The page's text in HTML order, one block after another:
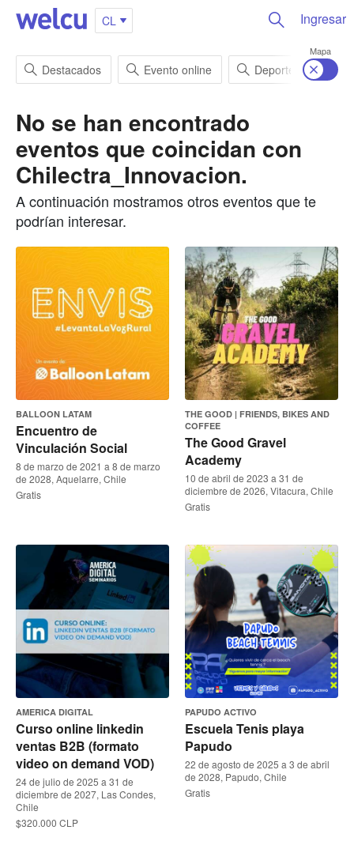
CL Ingresar
Destacados Evento online Deportes
Mapa
No se han encontrado
eventos que coincidan con
Chilectra_Innovacion.
A continuación mostramos otros eventos que te
podrían interesar.
BALLOON LATAM
Encuentro de
Vinculación Social
8 de marzo de 2021 a 8 de marzo
de 2028, Aquelarre, Chile
Gratis
THE GOOD | FRIENDS, BIKES AND
COFFEE
The Good Gravel
Academy
10 de abril de 2023 a 31 de
diciembre de 2026, Vitacura, Chile
Gratis
AMERICA DIGITAL
Curso online linkedin
ventas B2B (formato
video on demand VOD)
24 de julio de 2025 a 31 de
diciembre de 2027, Las Condes,
Chile
$320.000 CLP
PAPUDO ACTIVO
Escuela Tenis playa
Papudo
22 de agosto de 2025 a 3 de abril
de 2028, Papudo, Chile
Gratis